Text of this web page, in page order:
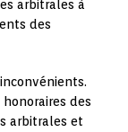
arbitrales à
des
des
arbitrales et